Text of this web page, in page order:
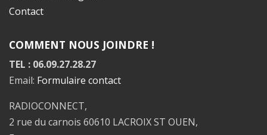
Contact
COMMENT NOUS JOINDRE !
TEL : 06.09.27.28.27
Email: Formulaire contact
RADIOCONNECT,
2 rue du carnois 60610 LACROIX ST OUEN,